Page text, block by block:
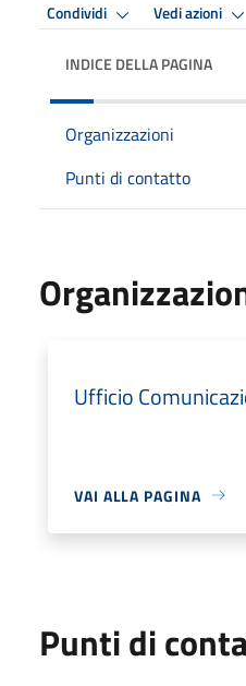
Condividi Vedi azioni
INDICE DELLA PAGINA
Organizzazioni
Punti di contatto
Ufficio
VAI ALLA PAGINA
Punti di